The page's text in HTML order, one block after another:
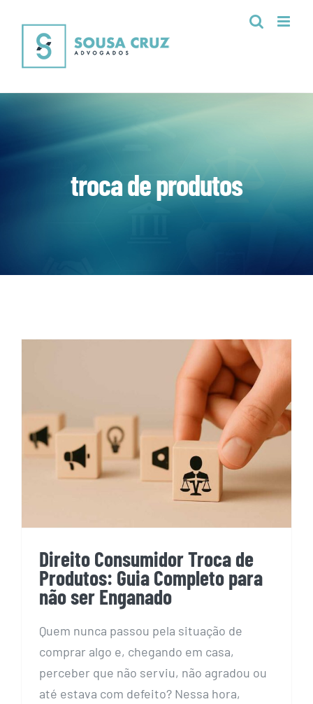
para
conteúdo
troca de produtos
Direito Consumidor Troca de
Produtos: Guia Completo para
não ser Enganado
Direito Consumidor Troca de
Produtos: Guia Completo para
não ser Enganado
Quem nunca passou pela situação de
comprar algo e, chegando em casa,
perceber que não serviu, não agradou ou
até estava com defeito? Nessa hora,